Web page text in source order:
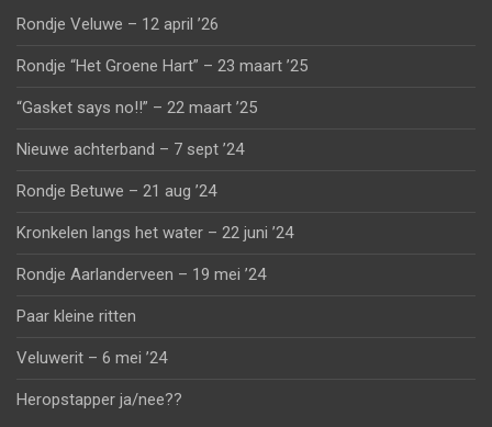
Rondje Veluwe – 12 april ’26
Rondje “Het Groene Hart” – 23 maart ’25
“Gasket says no!!” – 22 maart ’25
Nieuwe achterband – 7 sept ’24
Rondje Betuwe – 21 aug ’24
Kronkelen langs het water – 22 juni ’24
Rondje Aarlanderveen – 19 mei ’24
Paar kleine ritten
Veluwerit – 6 mei ’24
Heropstapper ja/nee??